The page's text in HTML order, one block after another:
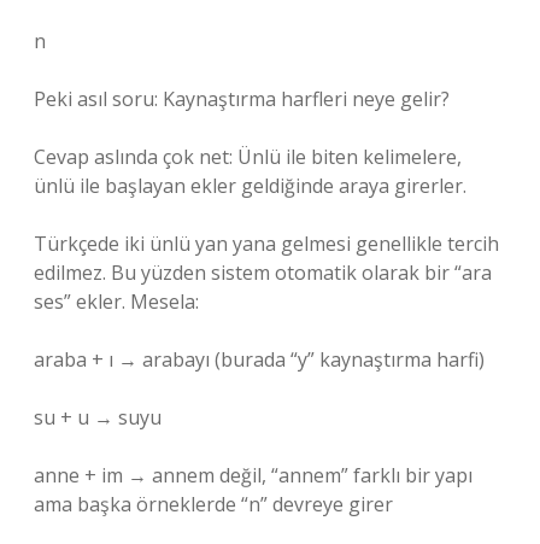
n
Peki asıl soru: Kaynaştırma harfleri neye gelir?
Cevap aslında çok net: Ünlü ile biten kelimelere,
ünlü ile başlayan ekler geldiğinde araya girerler.
Türkçede iki ünlü yan yana gelmesi genellikle tercih
edilmez. Bu yüzden sistem otomatik olarak bir “ara
ses” ekler. Mesela:
araba + ı → arabayı (burada “y” kaynaştırma harfi)
su + u → suyu
anne + im → annem değil, “annem” farklı bir yapı
ama başka örneklerde “n” devreye girer